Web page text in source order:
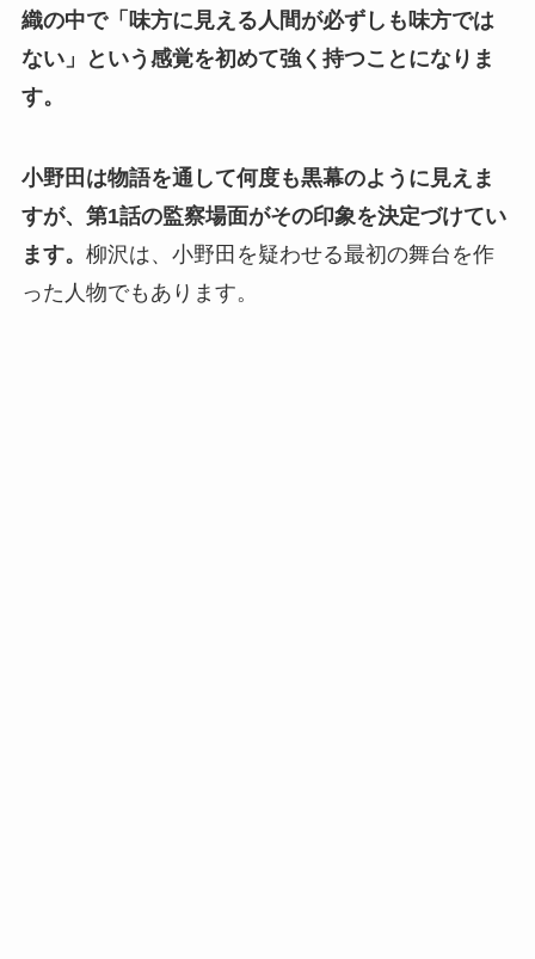
織の中で「味方に見える人間が必ずしも味方では
ない」という感覚を初めて強く持つことになりま
す。
小野田は物語を通して何度も黒幕のように見えま
すが、第1話の監察場面がその印象を決定づけてい
ます。 柳沢は、小野田を疑わせる最初の舞台を作
った人物でもあります。